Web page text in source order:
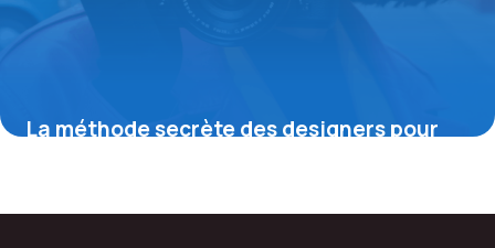
La méthode secrète des designers pour